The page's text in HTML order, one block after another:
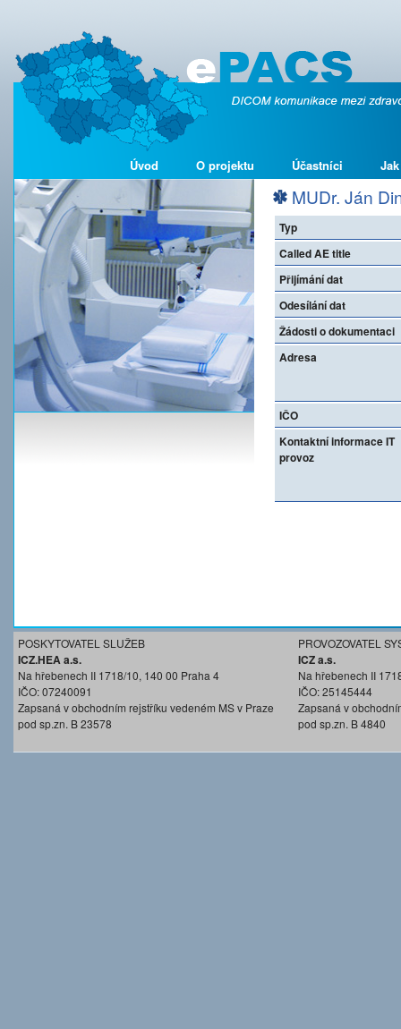
Úvod O projektu Účastníci
MUDr. Ján
Typ
Called AE title
Přijímání dat
Odesílání dat
Žádosti o dokumentaci
Adresa
IČO
Kontaktní informace IT
provoz
POSKYTOVATEL SLUŽEB
ICZ.HEA a.s.
Na hřebenech II 1718/10, 140 00 Praha 4
IČO: 07240091
Zapsaná v obchodním rejstříku vedeném MS v Praze
pod sp.zn. B 23578
PROVOZOVATEL
ICZ a.s.
Na hřebenech II
IČO: 25145444
Zapsaná v
pod sp.zn. B 4840